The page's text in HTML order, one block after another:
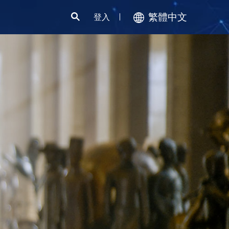
登入 繁體中文